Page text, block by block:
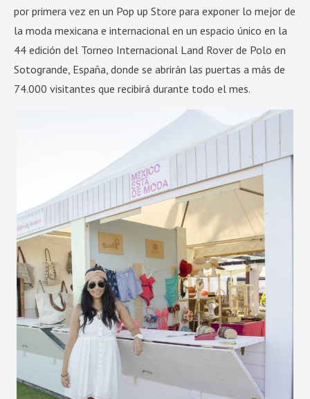
por primera vez en un Pop up Store para exponer lo mejor de
la moda mexicana e internacional en un espacio único en la
44 edición del Torneo Internacional Land Rover de Polo en
Sotogrande, España, donde se abrirán las puertas a más de
74.000 visitantes que recibirá durante todo el mes.